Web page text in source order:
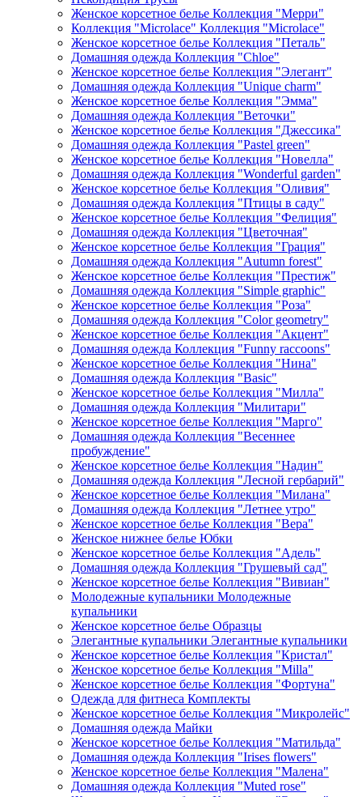
Женское корсетное белье Коллекция "Мерри"
Коллекция "Microlace" Коллекция "Microlace"
Женское корсетное белье Коллекция "Петаль"
Домашняя одежда Коллекция "Chloe"
Женское корсетное белье Коллекция "Элегант"
Домашняя одежда Коллекция "Unique charm"
Женское корсетное белье Коллекция "Эмма"
Домашняя одежда Коллекция "Веточки"
Женское корсетное белье Коллекция "Джессика"
Домашняя одежда Коллекция "Pastel green"
Женское корсетное белье Коллекция "Новелла"
Домашняя одежда Коллекция "Wonderful garden"
Женское корсетное белье Коллекция "Оливия"
Домашняя одежда Коллекция "Птицы в саду"
Женское корсетное белье Коллекция "Фелиция"
Домашняя одежда Коллекция "Цветочная"
Женское корсетное белье Коллекция "Грация"
Домашняя одежда Коллекция "Autumn forest"
Женское корсетное белье Коллекция "Престиж"
Домашняя одежда Коллекция "Simple graphic"
Женское корсетное белье Коллекция "Роза"
Домашняя одежда Коллекция "Color geometry"
Женское корсетное белье Коллекция "Акцент"
Домашняя одежда Коллекция "Funny raccoons"
Женское корсетное белье Коллекция "Нина"
Домашняя одежда Коллекция "Basic"
Женское корсетное белье Коллекция "Милла"
Домашняя одежда Коллекция "Милитари"
Женское корсетное белье Коллекция "Марго"
Домашняя одежда Коллекция "Весеннее
пробуждение"
Женское корсетное белье Коллекция "Надин"
Домашняя одежда Коллекция "Лесной гербарий"
Женское корсетное белье Коллекция "Милана"
Домашняя одежда Коллекция "Летнее утро"
Женское корсетное белье Коллекция "Вера"
Женское нижнее белье Юбки
Женское корсетное белье Коллекция "Адель"
Домашняя одежда Коллекция "Грушевый сад"
Женское корсетное белье Коллекция "Вивиан"
Молодежные купальники Молодежные
купальники
Женское корсетное белье Образцы
Элегантные купальники Элегантные купальники
Женское корсетное белье Коллекция "Кристал"
Женское корсетное белье Коллекция "Milla"
Женское корсетное белье Коллекция "Фортуна"
Одежда для фитнеса Комплекты
Женское корсетное белье Коллекция "Микролейс"
Домашняя одежда Майки
Женское корсетное белье Коллекция "Матильда"
Домашняя одежда Коллекция "Irises flowers"
Женское корсетное белье Коллекция "Малена"
Домашняя одежда Коллекция "Muted rose"